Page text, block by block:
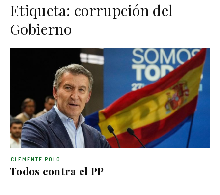
Etiqueta: corrupción del
Gobierno
Todos contra el PP
CLEMENTE POLO